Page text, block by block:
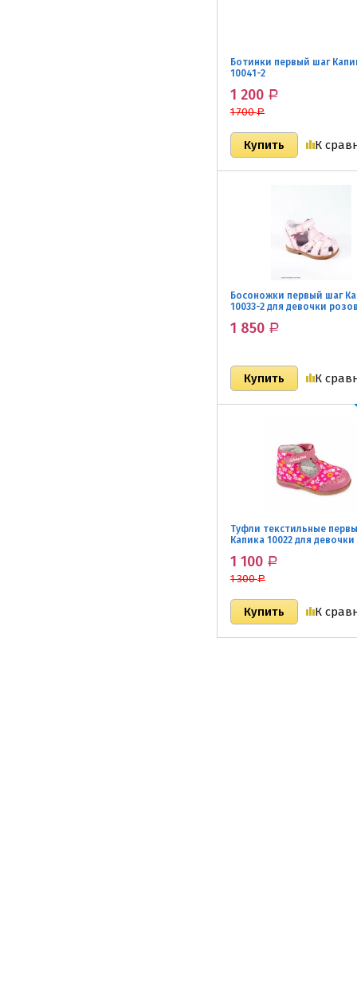
Ботинки первый шаг
10041-2
1 200 Р
1 700Р
К
Босоножки первый шаг
10033-2 для девочки
1 850 Р
К
Туфли текстильные
Капика 10022 для девочки
1 100 Р
1 300Р
К